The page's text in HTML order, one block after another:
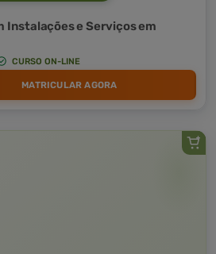
Instalações e Serviços em
CURSO ON-LINE
MATRICULAR AGORA